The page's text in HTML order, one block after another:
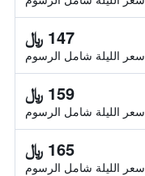
147 ﷼
سعر الليلة شامل الرسوم
159 ﷼
سعر الليلة شامل الرسوم
165 ﷼
سعر الليلة شامل الرسوم